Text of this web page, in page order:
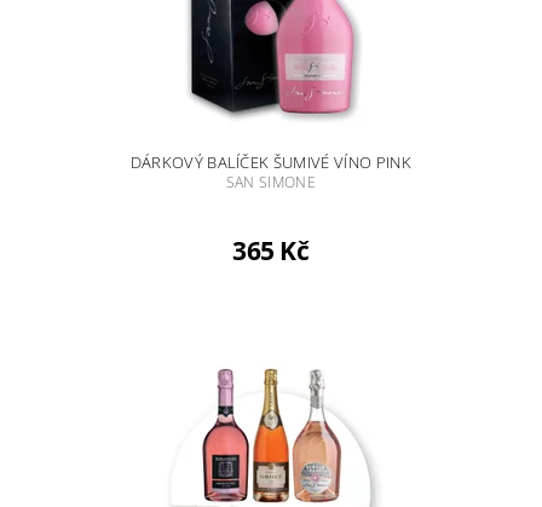
DÁRKOVÝ BALÍČEK ŠUMIVÉ VÍNO PINK
SAN SIMONE
365 Kč